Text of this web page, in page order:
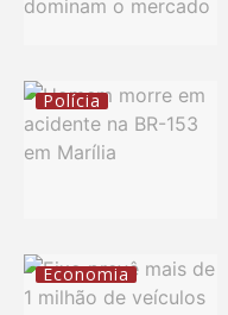
Polícia
Economia